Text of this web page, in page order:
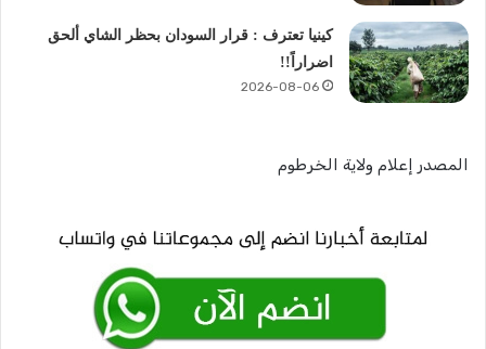
كينيا تعترف : قرار السودان بحظر الشاي ألحق
اضراراً!!
2026-08-06
المصدر إعلام ولاية الخرطوم